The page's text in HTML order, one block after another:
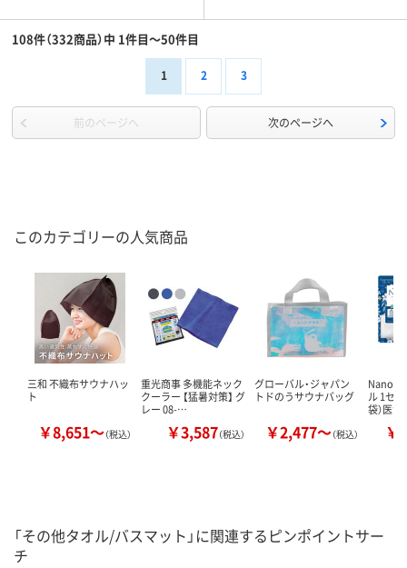
108件（332商品）中 1件目～50件目
1 2 3
前のページへ 次のページへ
このカテゴリーの人気商品
三和 不織布サウナハッ
ト
￥8,651～（税込）
重光商事 多機能ネック
クーラー 【猛暑対策】 グ
レー 08-…
￥3,587（税込）
グローバル・ジャパン
トドのうサウナバッグ
￥2,477～（税込）
Nanoni
ル 1セ
袋）医
￥
「その他タオル/バスマット」に関連するピンポイントサー
チ